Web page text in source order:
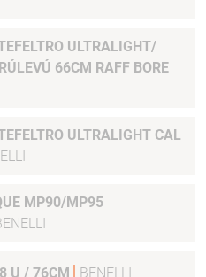
ULTRALIGHT/
66CM RAFF BORE
ULTRALIGHT CAL
MP90/MP95
BANDE VENTILLE 828 U / 76CM BENELLI